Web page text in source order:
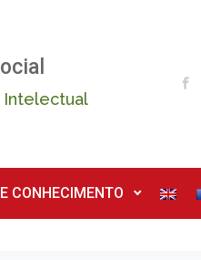
Intelectual
CONHECIMENTO